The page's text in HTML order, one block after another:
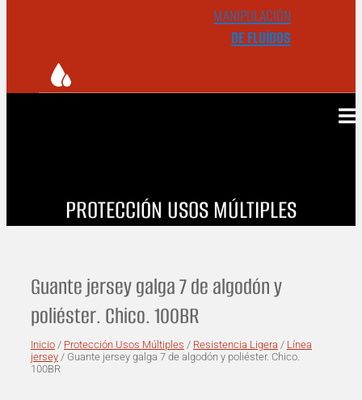
MANIPULACIÓN
DE FLUÍDOS
PROTECCIÓN USOS MÚLTIPLES
Guante jersey galga 7 de algodón y
poliéster. Chico. 100BR
Inicio / Protección Usos Múltiples / Resistencia Ligera / Línea
jersey / Guante jersey galga 7 de algodón y poliéster. Chico.
100BR